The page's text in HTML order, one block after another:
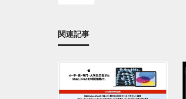
関連記事